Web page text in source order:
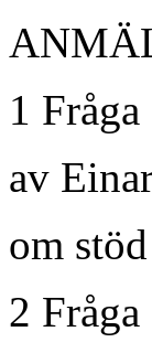
1
av
om
2